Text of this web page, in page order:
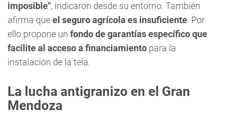
imposible", indicaron desde su entorno. También
afirma queel seguro agrícola es insuficiente. Por
ello propone un fondo de garantías específico que
facilite al acceso a financiamiento para la
instalación de la tela.
La lucha antigranizo en el Gran
Mendoza